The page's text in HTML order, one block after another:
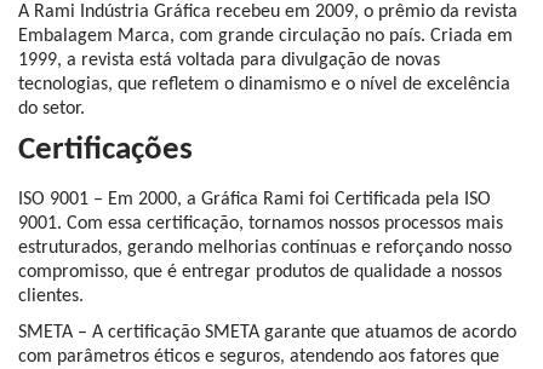
A Rami Indústria Gráfica recebeu em 2009, o prêmio da revista
Embalagem Marca, com grande circulação no país. Criada em
1999, a revista está voltada para divulgação de novas
tecnologias, que refletem o dinamismo e o nível de excelência
do setor.
Certificações
ISO 9001 – Em 2000, a Gráfica Rami foi Certificada pela ISO
9001. Com essa certificação, tornamos nossos processos mais
estruturados, gerando melhorias contínuas e reforçando nosso
compromisso, que é entregar produtos de qualidade a nossos
clientes.
SMETA – A certificação SMETA garante que atuamos de acordo
com parâmetros éticos e seguros, atendendo aos fatores que